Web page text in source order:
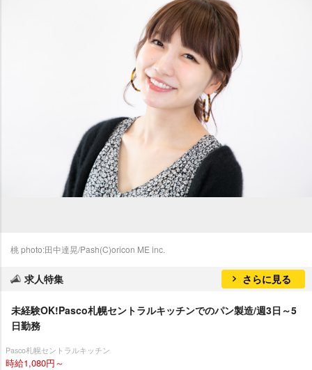
桃 photo:田中達晃/Pash(C)oricon ME inc.
求人特集 さらに見る
未経験OK!Pasco札幌セントラルキッチンでのパン製造/週3日～5
日勤務
Pasco札幌セントラルキッチン
時給1,080円～